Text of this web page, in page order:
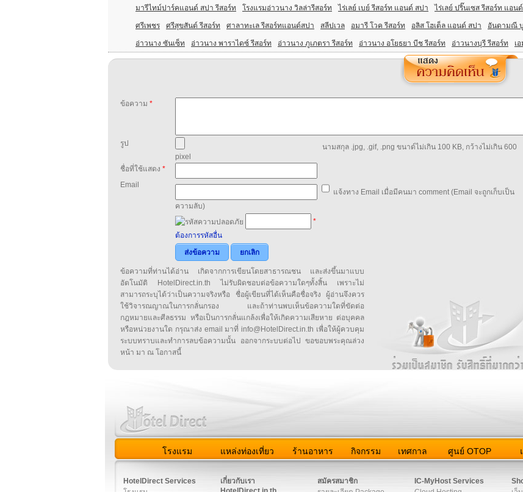
มารีไทม์ปาร์คแอนด์ สปา รีสอร์ท โรงแรมอ่าวนาง วิลล่ารีสอร์ท ไร่เลย์ เบย์ รีสอร์ท แอนด์ สปา ไร่เลย์ ปริ๊นเซส รีสอร์ท แอน
ศรีเพชร ศรีสุขสันต์ รีสอร์ท ศาลาทะเล รีสอร์ทแอนด์สปา สลีปเวล อมารี โวค รีสอร์ท อลิส โฮเต็ล แอนด์ สปา อันดามณี
อ่าวนาง ซันเซ็ท อ่าวนาง พาราไดซ์ รีสอร์ท อ่าวนาง ภูเภตรา รีสอร์ท อ่าวนาง อโยธยา บีช รีสอร์ท อ่าวนางบุรี รีสอร์ท เ
ข้อความ *
รูป
นามสกุล .jpg, .gif, .png ขนาด์ไม่เกิน 100 KB, กว้างไม่เกิน 600
pixel
ชื่อที่ใช้แสดง *
Email
แจ้งทาง Email เมื่อมีคนมา comment (Email จะถูกเก็บเป็น
ความลับ)
*
ต้องการรหัสอื่น
ส่งข้อความ
ยกเลิก
ข้อความที่ท่านได้อ่าน เกิดจากการเขียนโดยสาธารณชน และส่งขึ้นมาแบบ
อัตโนมัติ HotelDirect.in.th ไม่รับผิดชอบต่อข้อความใดๆทั้งสิ้น เพราะไม่
สามารถระบุได้ว่าเป็นความจริงหรือ ชื่อผู้เขียนที่ได้เห็นคือชื่อจริง ผู้อ่านจึงควร
ใช้วิจารณญาณในการกลั่นกรอง และถ้าท่านพบเห็นข้อความใดที่ขัดต่อ
กฎหมายและศีลธรรม หรือเป็นการกลั่นแกล้งเพื่อให้เกิดความเสียหาย ต่อบุคคล
หรือหน่วยงานใด กรุณาส่ง email มาที่ info@HotelDirect.in.th เพื่อให้ผู้ควบคุม
ระบบทราบและทำการลบข้อความนั้น ออกจากระบบต่อไป ขอขอบพระคุณล่วง
หน้า มา ณ โอกาสนี้
โรงแรม แหล่งท่องเที่ยว ร้านอาหาร กิจกรรม เทศกาล ศูนย์ OTOP
HotelDirect Services
เกี่ยวกับเรา
สมัครสมาชิก
IC-MyHost Services